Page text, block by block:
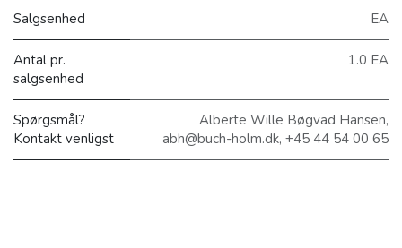
Salgsenhed EA
Antal pr.
salgsenhed
1.0 EA
Spørgsmål?
Kontakt venligst
Alberte Wille Bøgvad Hansen,
abh@buch-holm.dk, +45 44 54 00 65